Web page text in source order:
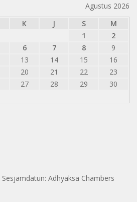
Agustus 2026
K J S
M
1
2
6 7 8
9
13 14 15
16
20 21 22
23
27 28 29
30
Sesjamdatun: Adhyaksa Chambers